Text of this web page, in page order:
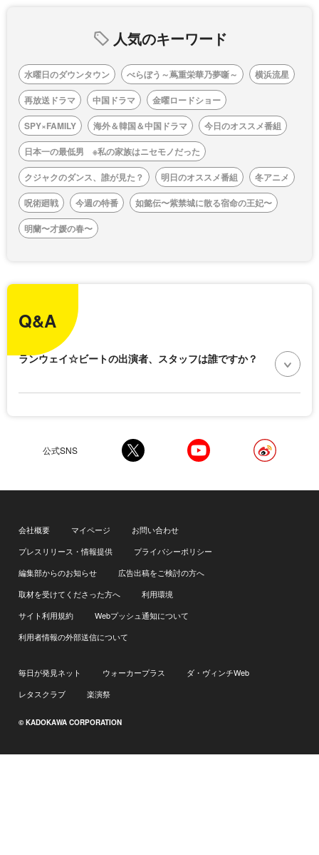
人気のキーワード
水曜日のダウンタウン べらぼう～蔦重栄華乃夢噺～
横浜流星
再放送ドラマ
中国ドラマ
金曜ロードショー
SPY×FAMILY
海外＆韓国＆中国ドラマ
今日のオススメ番組
日本一の最低男 ※私の家族はニセモノだった
クジャクのダンス、誰が見た？
明日のオススメ番組
冬アニメ
呪術廻戦
今週の特番
如懿伝〜紫禁城に散る宿命の王妃〜
明蘭〜才媛の春〜
Q&A
ランウェイ☆ビートの出演者、スタッフは誰ですか？
公式SNS
会社概要 マイページ
お問い合わせ
プレスリリース・情報提供
プライバシーポリシー
編集部からのお知らせ
広告出稿をご検討の方へ
取材を受けてくださった方へ
利用環境
サイト利用規約
Webプッシュ通知について
利用者情報の外部送信について
毎日が発見ネット ウォーカープラス
ダ・ヴィンチWeb
レタスクラブ
楽演祭
© KADOKAWA CORPORATION